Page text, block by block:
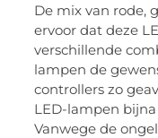
De mix van rode,
ervoor dat deze
verschillende
lampen de
controllers zo
LED-lampen
Vanwege de